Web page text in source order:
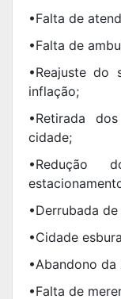
•Falta de
•Falta de
•Reajuste do
inflação;
•Retirada
cidade;
•Derrubada
•Cidade
•Abandono da
•Falta de